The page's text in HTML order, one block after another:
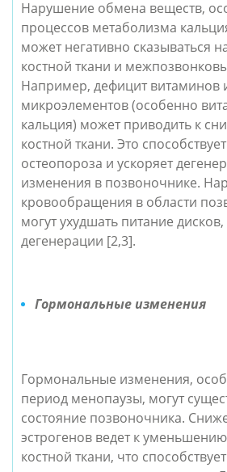
Нарушение обмена веществ,
процессов метаболизма
может негативно сказываться
костной ткани и
Например, дефицит витаминов
микроэлементов (особенно
кальция) может приводить к
костной ткани. Это
остеопороза и ускоряет
изменения в позвоночнике.
кровообращения в области
могут ухудшать питание
дегенерации [2,3].
Гормональные изменения
Гормональные изменения,
период менопаузы, могут
состояние позвоночника.
эстрогенов ведет к
костной ткани, что